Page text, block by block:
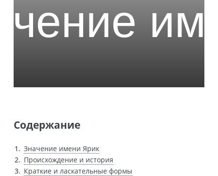
Содержание
Значение имени Ярик
Происхождение и история
Краткие и ласкательные формы